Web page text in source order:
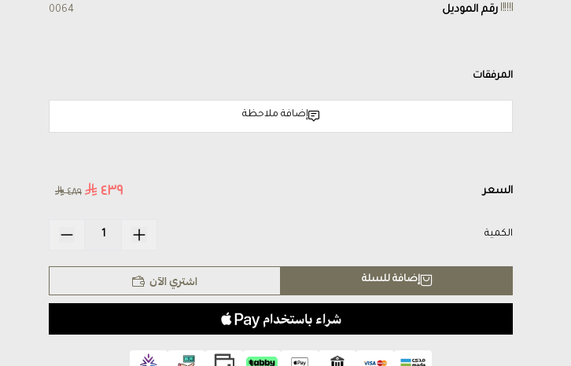
رقم الموديل 0064
المرفقات
إضافة ملاحظة
السعر ٤٣٩ ٤٨٩
الكمية
إضافة للسلة اشتري الآن